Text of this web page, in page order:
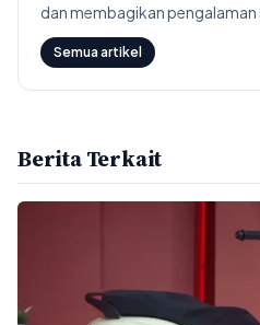
dan membagikan
Semua artikel
Berita Terkait